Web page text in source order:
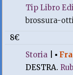
Tip Libro
brossura-
8€
Storia |▪
DESTRA.